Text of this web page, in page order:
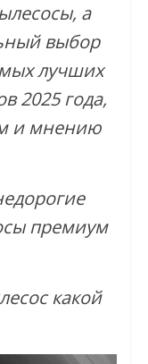
а
выбор
лучших
2025 года,
и мнению
премиум
какой